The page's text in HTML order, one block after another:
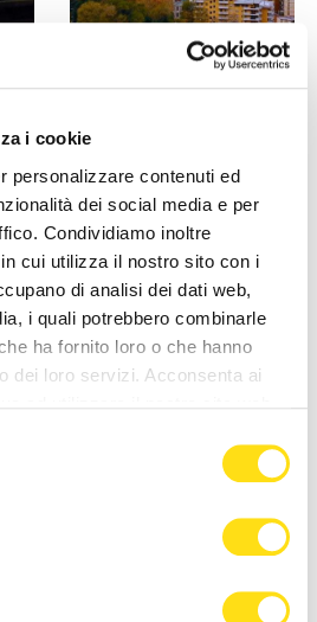
i cookie
personalizzare contenuti ed
dei social media e per
Condividiamo inoltre
cui utilizza il nostro sito con i
di analisi dei dati web,
i quali potrebbero combinarle
ha fornito loro o che hanno
dei loro servizi. Acconsenta ai
Comprare casa a Trieste, gli
mercato: “La città è [...]
27 Maggio 2026
Trieste Trasporti supera il